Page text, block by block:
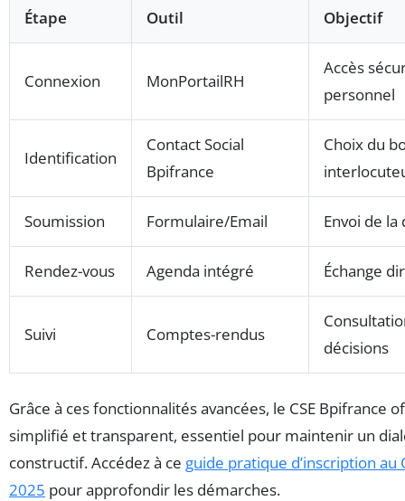
Étape Outil Objectif
Connexion MonPortailRH
Accès
personnel
Identification
Contact Social
Bpifrance
Choix du
Soumission Formulaire/Email Envoi de
Rendez-vous Agenda intégré Échange
Suivi Comptes-rendus
décisions
Grâce à ces fonctionnalités avancées, le CSE Bpifrance
simplifié et transparent, essentiel pour maintenir un
constructif. Accédez à ce guide pratique d’inscription au
2025 pour approfondir les démarches.